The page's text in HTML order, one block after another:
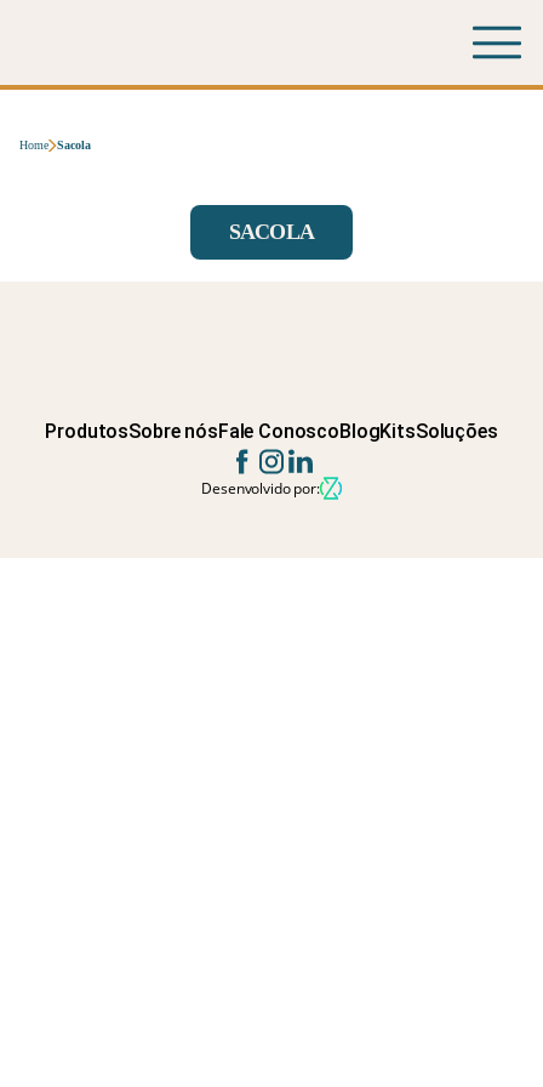
Home Sacola
SACOLA
ProdutosSobre nósFale ConoscoBlogKitsSoluções
Desenvolvido por: